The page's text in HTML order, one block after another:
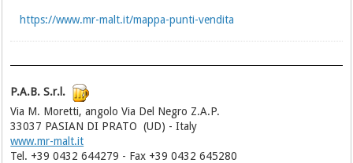
https://www.mr-malt.it/mappa-punti-vendita
P.A.B. S.r.l.
Via M. Moretti, angolo Via Del Negro Z.A.P.
33037 PASIAN DI PRATO (UD) - Italy
www.mr-malt.it
Tel. +39 0432 644279 - Fax +39 0432 645280